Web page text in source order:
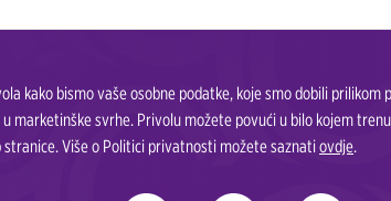
kako bismo vaše osobne podatke, koje smo dobili
marketinške svrhe. Privolu možete povući u bilo kojem
Više o Politici privatnosti možete saznatiovdje.